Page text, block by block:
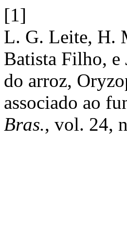
[1]
L. G. Leite, H.
Batista Filho, e
do arroz,
associado ao
Bras., vol. 24,